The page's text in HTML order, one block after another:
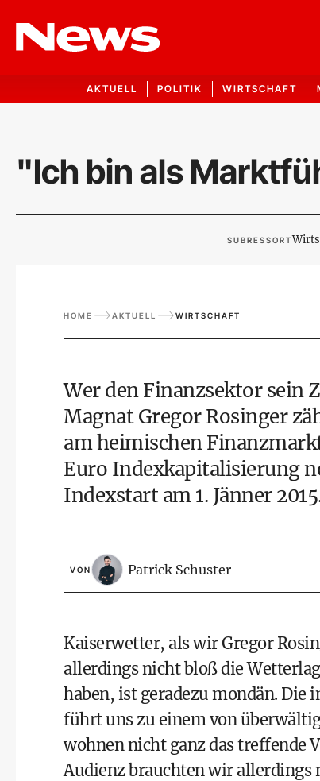
AKTUELL POLITIK WIRTSCHAFT
"Ich bin als
SUBRESSORT
HOME AKTUELL WIRTSCHAFT
Wer den Finanzsektor sein
Magnat Gregor Rosinger
am heimischen
Euro Indexkapitalisierung
Indexstart am 1. Jänner
VON Patrick Schuster
Kaiserwetter, als wir Gregor
allerdings nicht bloß die
haben, ist geradezu mondän. Die
führt uns zu einem von
wohnen nicht ganz das treffende
Audienz brauchten wir